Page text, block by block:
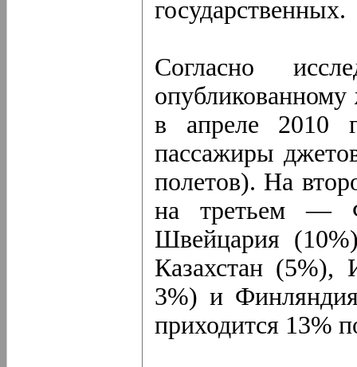
государственных.
Согласно
в апреле 2010
пассажиры
полетов). На
на третьем —
Швейцария
Казахстан (5%),
3%) и
приходится 13%